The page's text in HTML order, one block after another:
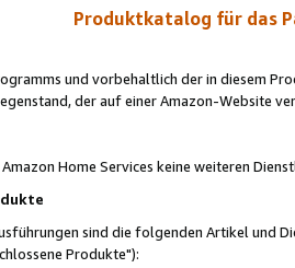
Produktkatalog für das
und vorbehaltlich der in diesem
der auf einer Amazon-Website
Home Services keine weiteren
sind die folgenden Artikel und
Produkte"):